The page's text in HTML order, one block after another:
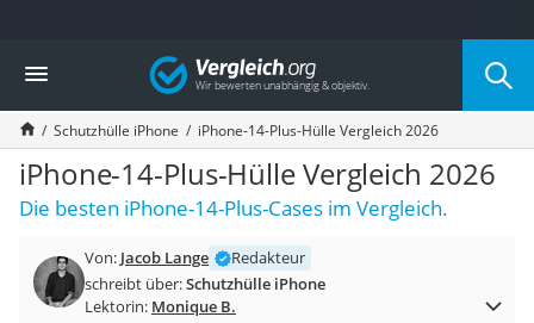
Die beliebtesten Vergleiche nach Kategorie
Elektronik
Powerstation
Monitor 32 Zoll 4K
Fernseher
Drucker
Desktop-PC
Diascanner
Laser-Multifunktionsdrucker
Vergleich
Schutzhülle iPhone iPhone-14-Plus-Hülle Vergleich 2026
iPhone-14-Plus-Hülle Vergleich 2026
Die besten iPhone-14-Plus-Cases im Vergleich.
Von: Jacob Lange
Redakteur
schreibt über:Schutzhülle iPhone
Lektorin: Monique B.